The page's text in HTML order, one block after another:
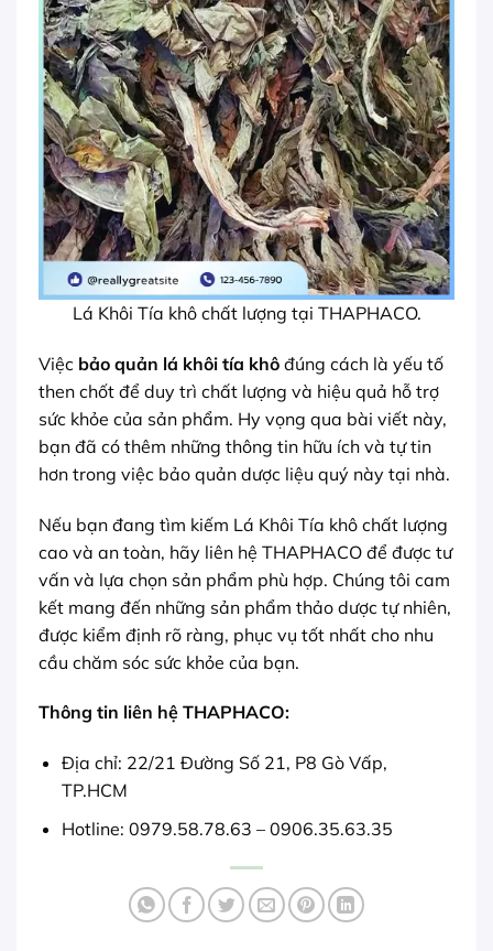
Lá Khôi Tía khô chất lượng tại THAPHACO.
Việc bảo quản lá khôi tía khô đúng cách là yếu tố
then chốt để duy trì chất lượng và hiệu quả hỗ trợ
sức khỏe của sản phẩm. Hy vọng qua bài viết này,
bạn đã có thêm những thông tin hữu ích và tự tin
hơn trong việc bảo quản dược liệu quý này tại nhà.
Nếu bạn đang tìm kiếm Lá Khôi Tía khô chất lượng
cao và an toàn, hãy liên hệ THAPHACO để được tư
vấn và lựa chọn sản phẩm phù hợp. Chúng tôi cam
kết mang đến những sản phẩm thảo dược tự nhiên,
được kiểm định rõ ràng, phục vụ tốt nhất cho nhu
cầu chăm sóc sức khỏe của bạn.
Thông tin liên hệ THAPHACO:
Địa chỉ: 22/21 Đường Số 21, P8 Gò Vấp,
TP.HCM
Hotline: 0979.58.78.63 – 0906.35.63.35